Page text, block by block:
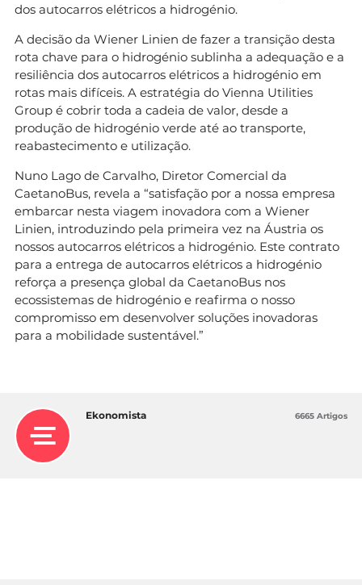
dos autocarros elétricos a hidrogénio.
A decisão da Wiener Linien de fazer a transição desta
rota chave para o hidrogénio sublinha a adequação e a
resiliência dos autocarros elétricos a hidrogénio em
rotas mais difíceis. A estratégia do Vienna Utilities
Group é cobrir toda a cadeia de valor, desde a
produção de hidrogénio verde até ao transporte,
reabastecimento e utilização.
Nuno Lago de Carvalho, Diretor Comercial da
CaetanoBus, revela a “satisfação por a nossa empresa
embarcar nesta viagem inovadora com a Wiener
Linien, introduzindo pela primeira vez na Áustria os
nossos autocarros elétricos a hidrogénio. Este contrato
para a entrega de autocarros elétricos a hidrogénio
reforça a presença global da CaetanoBus nos
ecossistemas de hidrogénio e reafirma o nosso
compromisso em desenvolver soluções inovadoras
para a mobilidade sustentável.”
Ekonomista 6665 Artigos